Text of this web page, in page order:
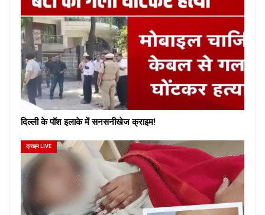
दिल्ली के पॉश इलाके में सनसनीखेज क्राइम!
क्राइम LIVE